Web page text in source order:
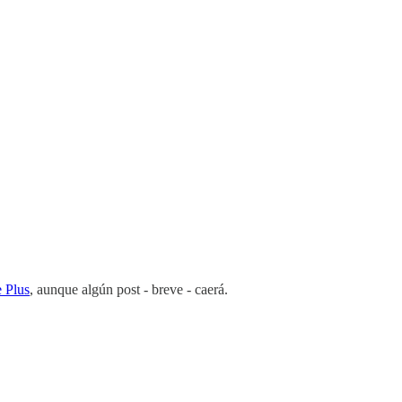
Plus, aunque algún post - breve - caerá.